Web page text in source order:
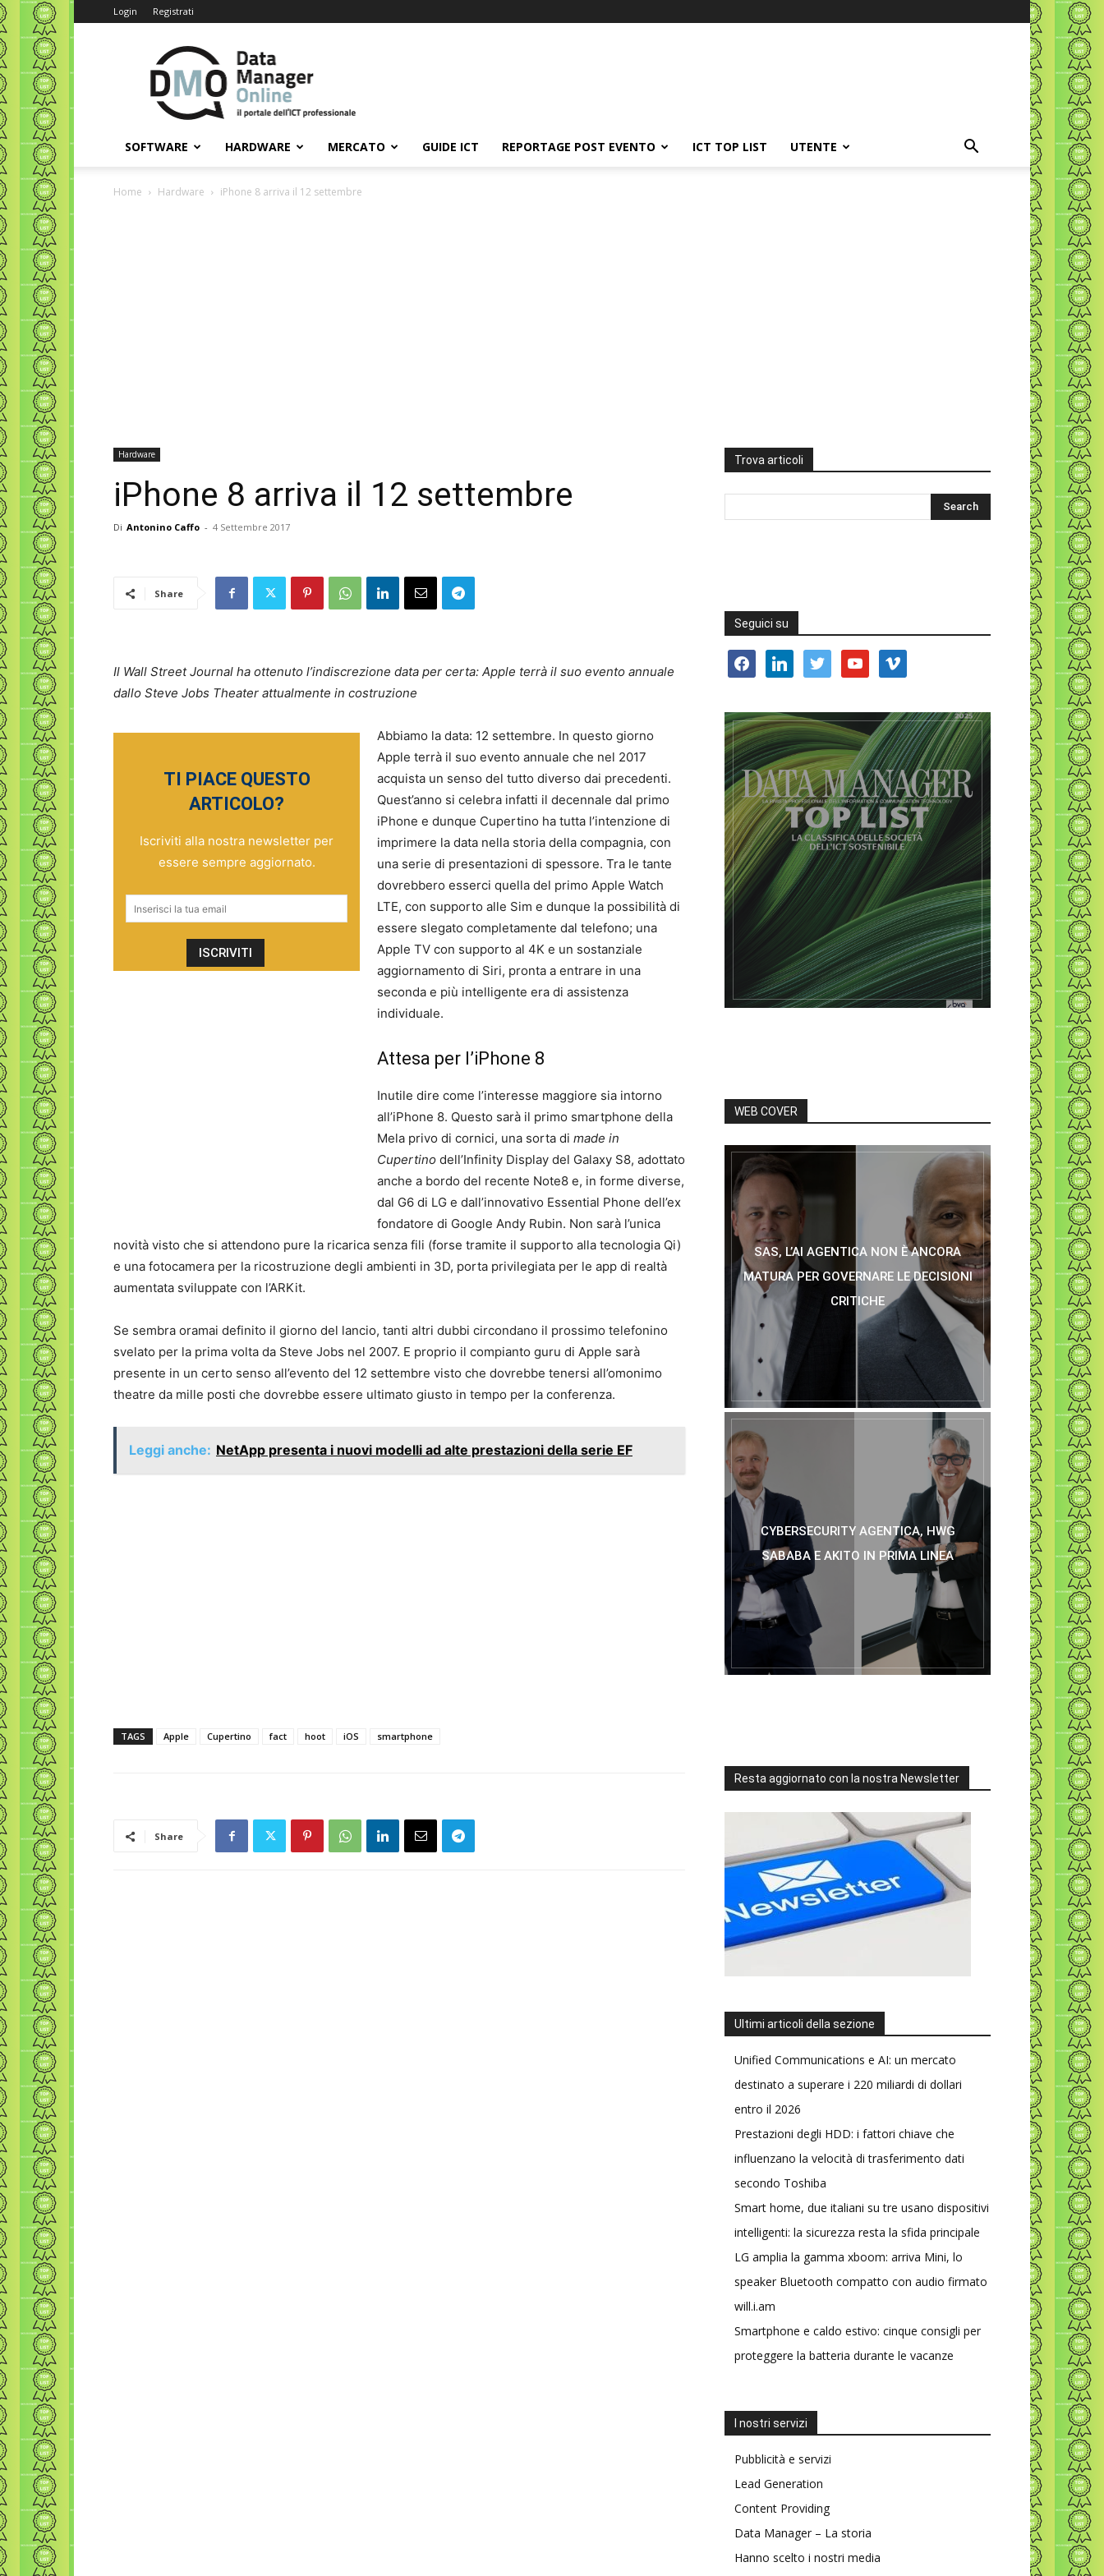
Login Registrati
Data
Manager
Online
SOFTWARE HARDWARE MERCATO GUIDE ICT REPORTAGE POST EVENTO ICT TOP LIST UTENTE
Home Hardware iPhone 8 arriva il 12 settembre
Hardware
iPhone 8 arriva il 12 settembre
Di Antonino Caffo - 4 Settembre 2017
Share
Il Wall Street Journal ha ottenuto l’indiscrezione data per certa: Apple terrà il suo evento annuale
dallo Steve Jobs Theater attualmente in costruzione
TI PIACE QUESTO
ARTICOLO?
Iscriviti alla nostra newsletter per
essere sempre aggiornato.
Abbiamo la data: 12 settembre. In questo giorno
Apple terrà il suo evento annuale che nel 2017
acquista un senso del tutto diverso dai precedenti.
Quest’anno si celebra infatti il decennale dal primo
iPhone e dunque Cupertino ha tutta l’intenzione di
imprimere la data nella storia della compagnia, con
una serie di presentazioni di spessore. Tra le tante
dovrebbero esserci quella del primo Apple Watch
LTE, con supporto alle Sim e dunque la possibilità di
essere slegato completamente dal telefono; una
Apple TV con supporto al 4K e un sostanziale
aggiornamento di Siri, pronta a entrare in una
seconda e più intelligente era di assistenza
individuale.
Attesa per l’iPhone 8
Inutile dire come l’interesse maggiore sia intorno
all’iPhone 8. Questo sarà il primo smartphone della
Mela privo di cornici, una sorta di made in
Cupertino dell’Infinity Display del Galaxy S8, adottato
anche a bordo del recente Note8 e, in forme diverse,
dal G6 di LG e dall’innovativo Essential Phone dell’ex
fondatore di Google Andy Rubin. Non sarà l’unica
novità visto che si attendono pure la ricarica senza fili (forse tramite il supporto alla tecnologia Qi)
e una fotocamera per la ricostruzione degli ambienti in 3D, porta privilegiata per le app di realtà
aumentata sviluppate con l’ARKit.
Se sembra oramai definito il giorno del lancio, tanti altri dubbi circondano il prossimo telefonino
svelato per la prima volta da Steve Jobs nel 2007. E proprio il compianto guru di Apple sarà
presente in un certo senso all’evento del 12 settembre visto che dovrebbe tenersi all’omonimo
theatre da mille posti che dovrebbe essere ultimato giusto in tempo per la conferenza.
Leggi anche: NetApp presenta i nuovi modelli ad alte prestazioni della serie EF
TAGS Apple Cupertino fact hoot iOS smartphone
Share
Trova articoli
Seguici su
facebooklinkedin twitter youtube vimeo
WEB COVER
SAS, L’AI AGENTICA NON È ANCORA
MATURA PER GOVERNARE LE DECISIONI
CRITICHE
CYBERSECURITY AGENTICA, HWG
SABABA E AKITO IN PRIMA LINEA
Resta aggiornato con la nostra Newsletter
Ultimi articoli della sezione
Unified Communications e AI: un mercato
destinato a superare i 220 miliardi di dollari
entro il 2026
Prestazioni degli HDD: i fattori chiave che
influenzano la velocità di trasferimento dati
secondo Toshiba
Smart home, due italiani su tre usano dispositivi
intelligenti: la sicurezza resta la sfida principale
LG amplia la gamma xboom: arriva Mini, lo
speaker Bluetooth compatto con audio firmato
will.i.am
Smartphone e caldo estivo: cinque consigli per
proteggere la batteria durante le vacanze
I nostri servizi
Pubblicità e servizi
Lead Generation
Content Providing
Data Manager – La storia
Hanno scelto i nostri media